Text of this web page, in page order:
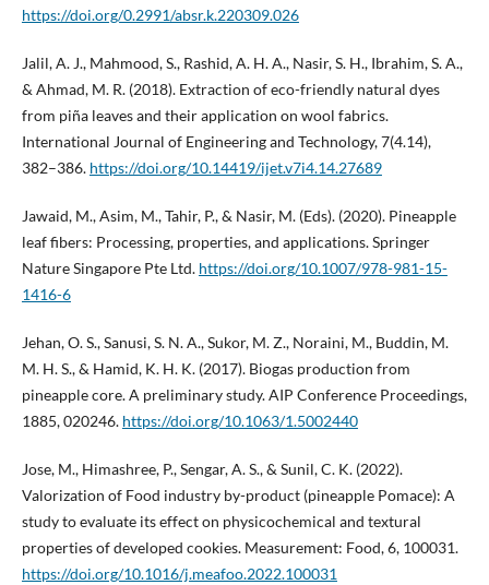
https://doi.org/0.2991/absr.k.220309.026
Jalil, A. J., Mahmood, S., Rashid, A. H. A., Nasir, S. H., Ibrahim, S. A.,
& Ahmad, M. R. (2018). Extraction of eco-friendly natural dyes
from piña leaves and their application on wool fabrics.
International Journal of Engineering and Technology, 7(4.14),
382–386. https://doi.org/10.14419/ijet.v7i4.14.27689
Jawaid, M., Asim, M., Tahir, P., & Nasir, M. (Eds). (2020). Pineapple
leaf fibers: Processing, properties, and applications. Springer
Nature Singapore Pte Ltd. https://doi.org/10.1007/978-981-15-
1416-6
Jehan, O. S., Sanusi, S. N. A., Sukor, M. Z., Noraini, M., Buddin, M.
M. H. S., & Hamid, K. H. K. (2017). Biogas production from
pineapple core. A preliminary study. AIP Conference Proceedings,
1885, 020246. https://doi.org/10.1063/1.5002440
Jose, M., Himashree, P., Sengar, A. S., & Sunil, C. K. (2022).
Valorization of Food industry by-product (pineapple Pomace): A
study to evaluate its effect on physicochemical and textural
properties of developed cookies. Measurement: Food, 6, 100031.
https://doi.org/10.1016/j.meafoo.2022.100031